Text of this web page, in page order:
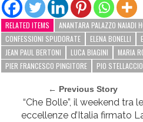
RELATED ITEMS ANANTARA PALAZZO NAIADI
CONFESSIONI SPUDORATE
ELENA BONELLI
JEAN PAUL BERTONI
LUCA BIAGINI MARIA
PIER FRANCESCO PINGITORE
PIO STELLACCIO
← Previous Story
“Che Bolle”, il weekend tra le
eccellenze d’Italia firmato